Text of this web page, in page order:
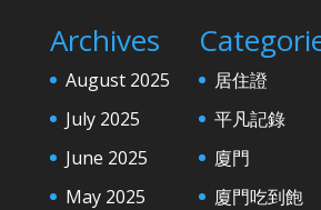
Archives
August 2025
July 2025
June 2025
May 2025
居住證
平凡記錄
廈門
廈門吃到飽